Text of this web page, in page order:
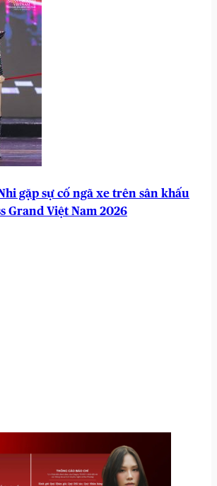
gặp sự cố ngã xe trên sân khấu
Grand Việt Nam 2026